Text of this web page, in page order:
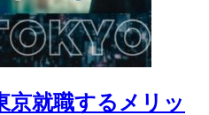
京就職するメリッ